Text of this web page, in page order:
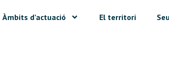
Àmbits d’actuació El territori